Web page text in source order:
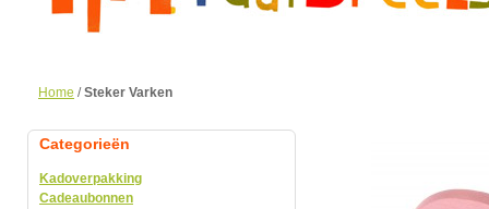
Home /Steker Varken
Categorieën
Kadoverpakking
Cadeaubonnen